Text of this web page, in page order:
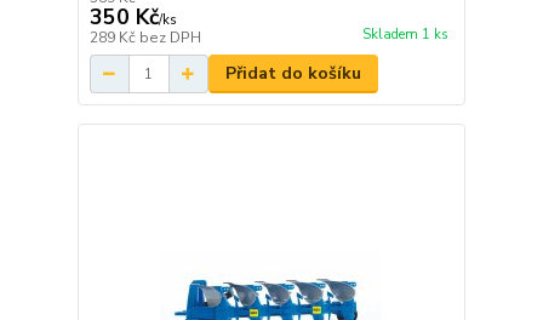
350 Kč/ks
289 Kč bez DPH Skladem 1 ks
Přidat do košíku